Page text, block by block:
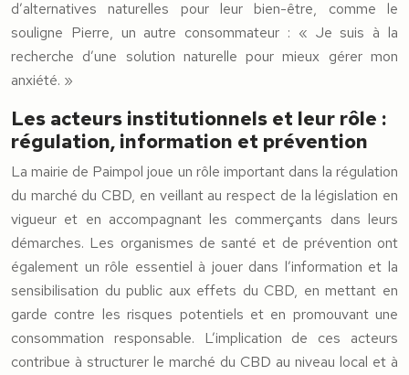
d’alternatives naturelles pour leur bien-être, comme le
souligne Pierre, un autre consommateur : « Je suis à la
recherche d’une solution naturelle pour mieux gérer mon
anxiété. »
Les acteurs institutionnels et leur rôle :
régulation, information et prévention
La mairie de Paimpol joue un rôle important dans la régulation
du marché du CBD, en veillant au respect de la législation en
vigueur et en accompagnant les commerçants dans leurs
démarches. Les organismes de santé et de prévention ont
également un rôle essentiel à jouer dans l’information et la
sensibilisation du public aux effets du CBD, en mettant en
garde contre les risques potentiels et en promouvant une
consommation responsable. L’implication de ces acteurs
contribue à structurer le marché du CBD au niveau local et à